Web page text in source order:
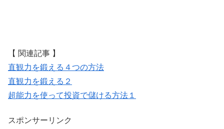
【 関連記事 】
直観力を鍛える４つの方法
直観力を鍛える２
超能力を使って投資で儲ける方法１
スポンサーリンク